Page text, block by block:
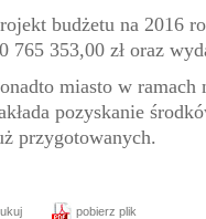
budżetu na 2016
765 353,00 zł oraz
miasto w
pozyskanie
przygotowanych.
pobierz plik